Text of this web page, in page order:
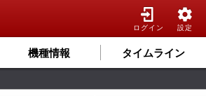
ログイン 設定
機種情報 タイムライン